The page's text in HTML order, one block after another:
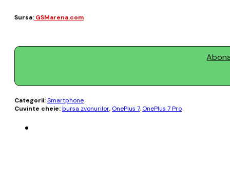
Sursa: GSMarena.com
Categorii:Smartphone
Cuvinte cheie:bursa zvonurilor, OnePlus 7, OnePlus 7 Pro